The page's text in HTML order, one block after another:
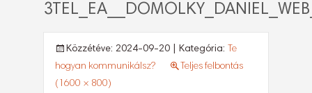
Közzétéve: 2024-09-20 | Kategória: Te
hogyan kommunikálsz?
Teljes felbontás
(1600 × 800)